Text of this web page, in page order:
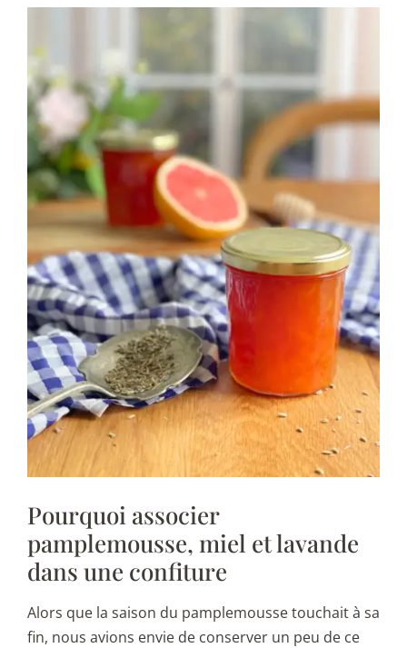
Pourquoi associer
pamplemousse, miel et lavande
dans une confiture
Alors que la saison du pamplemousse touchait à sa
fin, nous avions envie de conserver un peu de ce